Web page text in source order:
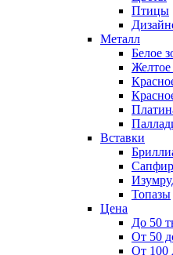
Птицы
Металл
Белое
Желтое
Вставки
Топазы
Цена
До 50
От 50
От 100